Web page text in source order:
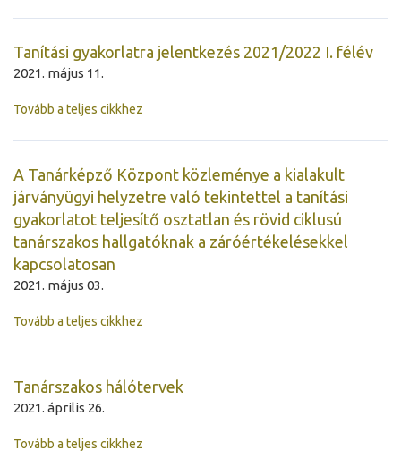
Tanítási gyakorlatra jelentkezés 2021/2022 I. félév
2021. május 11.
Tovább a teljes cikkhez
A Tanárképző Központ közleménye a kialakult
járványügyi helyzetre való tekintettel a tanítási
gyakorlatot teljesítő osztatlan és rövid ciklusú
tanárszakos hallgatóknak a záróértékelésekkel
kapcsolatosan
2021. május 03.
Tovább a teljes cikkhez
Tanárszakos hálótervek
2021. április 26.
Tovább a teljes cikkhez